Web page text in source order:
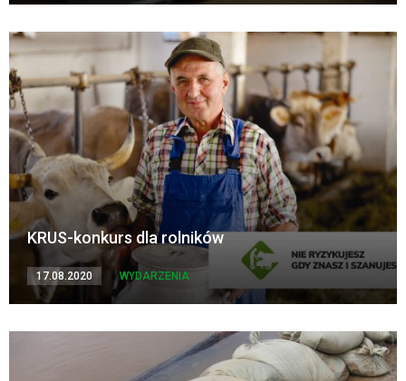
KRUS-konkurs dla rolników
17.08.2020 WYDARZENIA